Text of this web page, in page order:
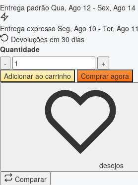
Entrega padrão Qua, Ago 12 - Sex, Ago 14
Entrega expresso Seg, Ago 10 - Ter, Ago 11
Devoluções em 30 dias
Quantidade
-
+
Adicionar ao carrinho
Comprar agora
desejos
Comparar